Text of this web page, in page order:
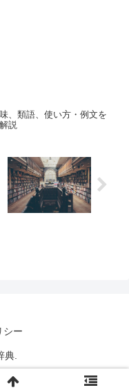
、類語、使い方・例文を
説
シー
典.